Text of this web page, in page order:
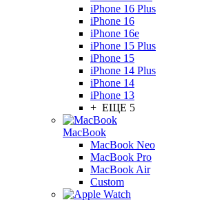
iPhone 16 Plus
iPhone 16
iPhone 16e
iPhone 15 Plus
iPhone 15
iPhone 14 Plus
iPhone 14
iPhone 13
+ ЕЩЕ 5
MacBook
MacBook Neo
MacBook Pro
MacBook Air
Custom